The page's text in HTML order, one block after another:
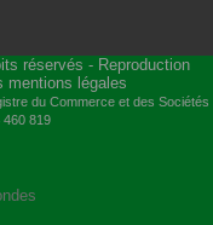
réservés - Reproduction
mentions légales
du Commerce et des Sociétés
460 819